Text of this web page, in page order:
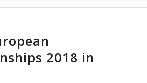
2018 in